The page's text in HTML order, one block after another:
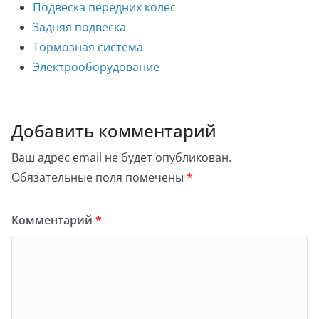
Подвеска передних колес
Задняя подвеска
Тормозная система
Электрооборудование
Добавить комментарий
Ваш адрес email не будет опубликован.
Обязательные поля помечены *
Комментарий *